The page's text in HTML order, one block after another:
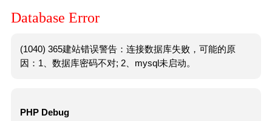
Database Error
(1040) 365建站错误警告：连接数据库失败，可能的原
因：1、数据库密码不对; 2、mysql未启动。
PHP Debug